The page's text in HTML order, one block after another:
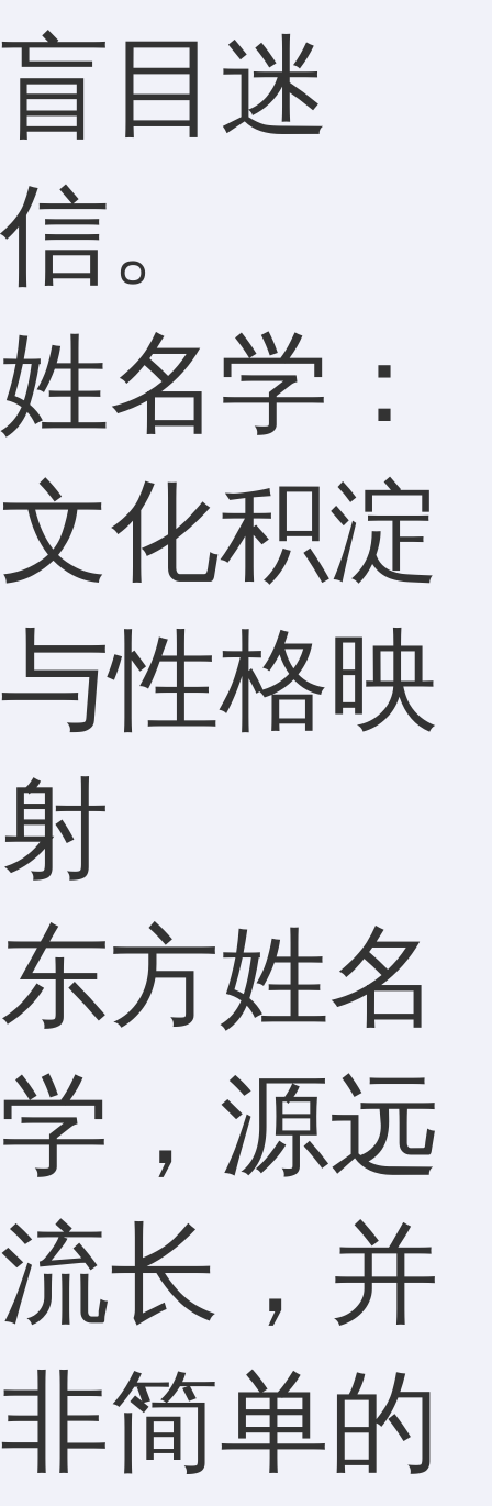
盲目迷
信。
姓名学：
文化积淀
与性格映
射
东方姓名
学，源远
流长，并
非简单的